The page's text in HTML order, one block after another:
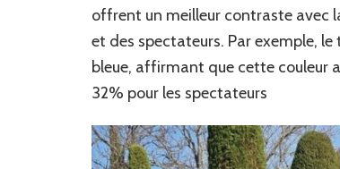
offrent un meilleur contraste avec
et des spectateurs. Par exemple,
bleue, affirmant que cette couleur
32% pour les spectateurs